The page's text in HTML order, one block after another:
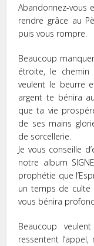
Abandonnez-vous
rendre grâce au
puis vous rompre.
Beaucoup
étroite, le chemin
veulent le beurre
argent te bénira
que ta vie
de ses mains
de sorcellerie.
Je vous conseille
notre album
prophétie que
un temps de culte
vous bénira
Beaucoup
ressentent